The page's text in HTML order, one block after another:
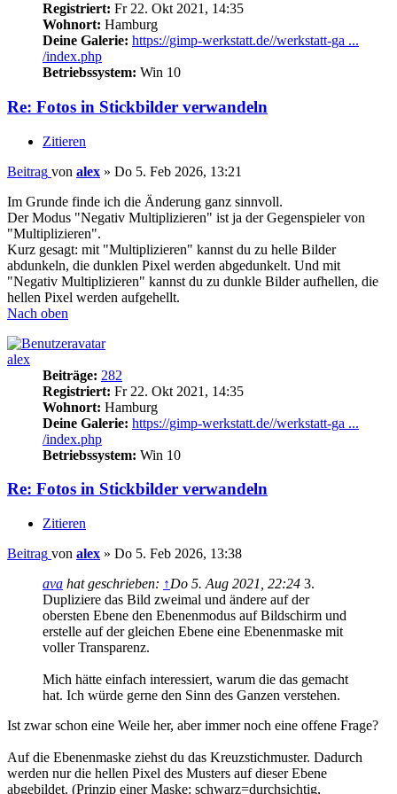
Registriert: Fr 22. Okt 2021, 14:35
Wohnort: Hamburg
Deine Galerie: https://gimp-werkstatt.de//werkstatt-ga ...
/index.php
Betriebssystem: Win 10
Re: Fotos in Stickbilder verwandeln
Zitieren
Beitrag von alex » Do 5. Feb 2026, 13:21
Im Grunde finde ich die Änderung ganz sinnvoll.
Der Modus "Negativ Multiplizieren" ist ja der Gegenspieler von
"Multiplizieren".
Kurz gesagt: mit "Multiplizieren" kannst du zu helle Bilder
abdunkeln, die dunklen Pixel werden abgedunkelt. Und mit
"Negativ Multiplizieren" kannst du zu dunkle Bilder aufhellen, die
hellen Pixel werden aufgehellt.
Nach oben
alex
Beiträge: 282
Registriert: Fr 22. Okt 2021, 14:35
Wohnort: Hamburg
Deine Galerie: https://gimp-werkstatt.de//werkstatt-ga ...
/index.php
Betriebssystem: Win 10
Re: Fotos in Stickbilder verwandeln
Zitieren
Beitrag von alex » Do 5. Feb 2026, 13:38
ava hat geschrieben: ↑Do 5. Aug 2021, 22:24 3.
Dupliziere das Bild zweimal und ändere auf der
obersten Ebene den Ebenenmodus auf Bildschirm und
erstelle auf der gleichen Ebene eine Ebenenmaske mit
voller Transparenz.
Mich hätte einfach interessiert, warum die das gemacht
hat. Ich würde gerne den Sinn des Ganzen verstehen.
Ist zwar schon eine Weile her, aber immer noch eine offene Frage?
Auf die Ebenenmaske ziehst du das Kreuzstichmuster. Dadurch
werden nur die hellen Pixel des Musters auf dieser Ebene
abgebildet. (Prinzip einer Maske: schwarz=durchsichtig,